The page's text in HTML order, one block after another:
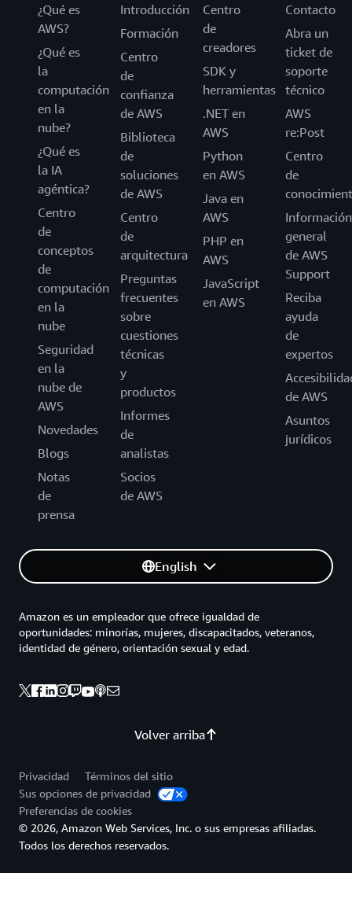
¿Qué es
AWS?
¿Qué es
la
computación
en la
nube?
¿Qué es
la IA
agéntica?
Centro
de
conceptos
de
computación
en la
nube
Seguridad
en la
nube de
AWS
Novedades
Blogs
Notas
de
prensa
Introducción
Formación
Centro
de
confianza
de AWS
Biblioteca
de
soluciones
de AWS
Centro
de
arquitectura
Preguntas
frecuentes
sobre
cuestiones
técnicas
y
productos
Informes
de
analistas
Socios
de AWS
Centro
de
creadores
SDK y
herramientas
.NET en
AWS
Python
en AWS
Java en
AWS
PHP en
AWS
JavaScript
en AWS
Contacto
Abra un
ticket de
soporte
técnico
AWS
re:Post
Centro
de
Información
general
de AWS
Support
Reciba
ayuda
de
expertos
de AWS
Asuntos
jurídicos
English
Volver arriba
Amazon es un empleador que ofrece igualdad de
oportunidades: minorías, mujeres, discapacitados, veteranos,
identidad de género, orientación sexual y edad.
Privacidad
Términos del sitio
Sus opciones de privacidad
Preferencias de cookies
© 2026, Amazon Web Services, Inc. o sus empresas afiliadas.
Todos los derechos reservados.